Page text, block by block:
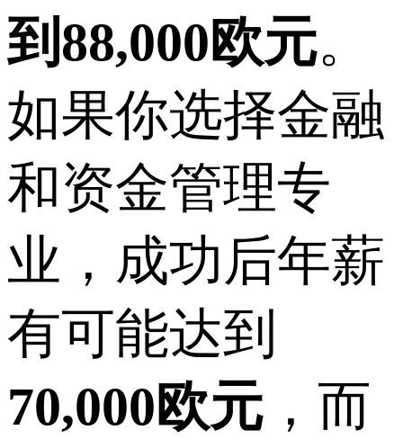
到88,000欧元。
如果你选择金融
和资金管理专
业，成功后年薪
有可能达到
70,000欧元 ，而